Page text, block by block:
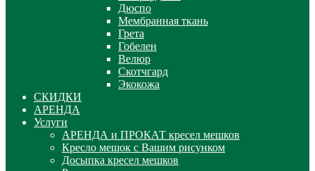
Дюспо
Мембранная ткань
Грета
Гобелен
Велюр
Скотчгард
Экокожа
СКИДКИ
АРЕНДА
Услуги
АРЕНДА и ПРОКАТ кресел мешков
Кресло мешок с Вашим рисунком
Досыпка кресел мешков